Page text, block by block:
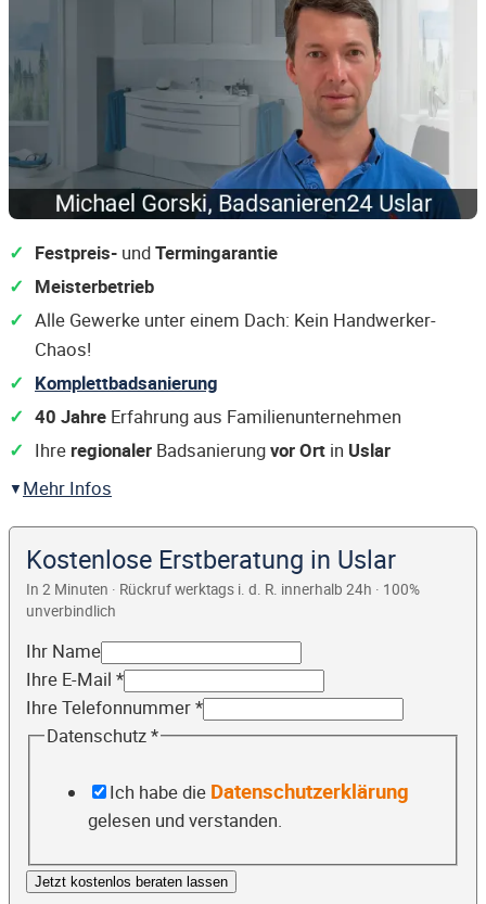
Festpreis- undTermingarantie
Meisterbetrieb
Alle Gewerke unter einem Dach: Kein Handwerker-
Chaos!
Komplettbadsanierung
40 Jahre Erfahrung aus Familienunternehmen
Ihre regionaler Badsanierungvor Ort in Uslar
Mehr Infos
Kostenlose Erstberatung in Uslar
In 2 Minuten · Rückruf werktags i. d. R. innerhalb 24h · 100%
unverbindlich
Ihr Name
Ihre E-Mail *
Ihre Telefonnummer*
Datenschutz*
Ich habe die Datenschutzerklärung
gelesen und verstanden.
Jetzt kostenlos beraten lassen